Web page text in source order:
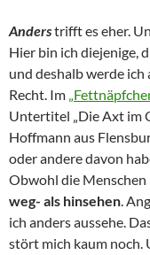
Anderstrifft es eher.
Hier bin ich diejenige,
und deshalb werde ich
Recht. Im
Untertitel „Die Axt im
Hoffmann aus
oder andere davon
Obwohl die
weg- als hinsehen.
ich anders aussehe.
stört mich kaum noch.